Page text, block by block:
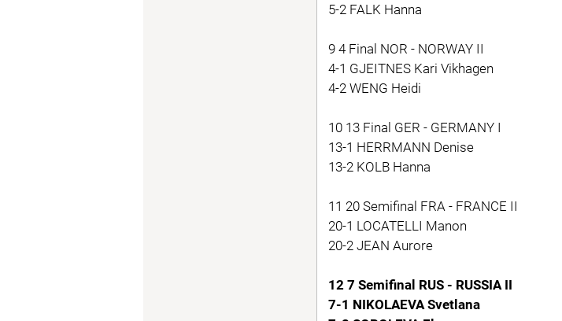
5-2 FALK Hanna
9 4 Final NOR - NORWAY II
4-1 GJEITNES Kari Vikhagen
4-2 WENG Heidi
10 13 Final GER - GERMANY I
13-1 HERRMANN Denise
13-2 KOLB Hanna
11 20 Semifinal FRA - FRANCE II
20-1 LOCATELLI Manon
20-2 JEAN Aurore
12 7 Semifinal RUS - RUSSIA II
7-1 NIKOLAEVA Svetlana